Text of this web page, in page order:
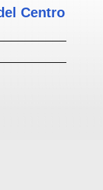
Centro